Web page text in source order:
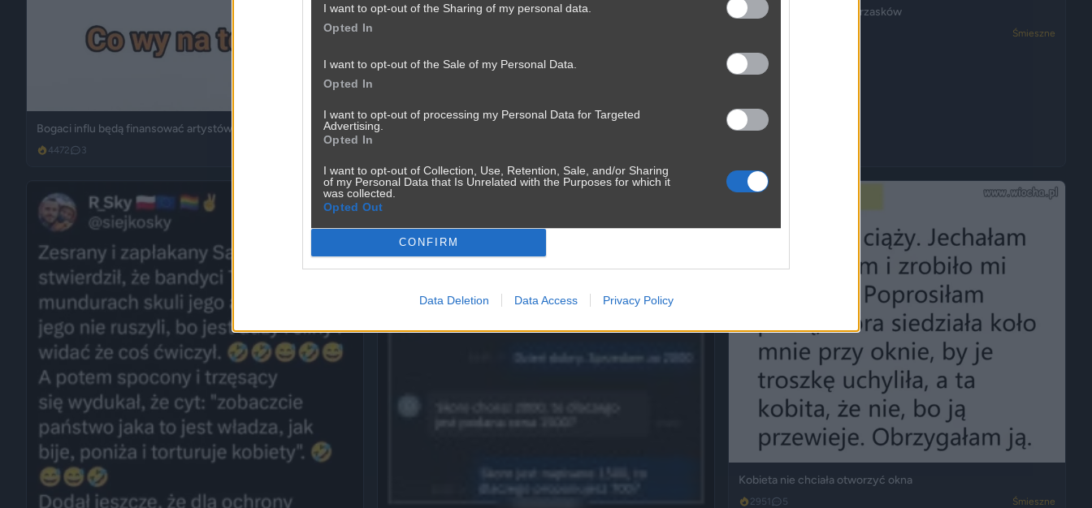
I want to opt-out of the Sharing of my personal data.
Opted In
I want to opt-out of the Sale of my Personal Data.
Opted In
I want to opt-out of processing my Personal Data for Targeted
Advertising.
Opted In
I want to opt-out of Collection, Use, Retention, Sale, and/or Sharing
of my Personal Data that Is Unrelated with the Purposes for which it
was collected.
Opted Out
CONFIRM
Data Deletion Data Access Privacy Policy
Bogaci influ będą finansować artystów?
4472 3
Mężczyźni kłamią częśćiej
Ja też mam dosyć ich wrzasków
Śmieszne
Kobieta nie chciała otworzyć okna
2951 5 Śmieszne